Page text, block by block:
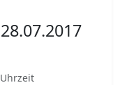
Uhrzeit